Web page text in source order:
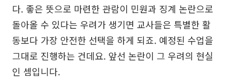
다. 좋은 뜻으로 마련한 관람이 민원과 징계 논란으로
돌아올 수 있다는 우려가 생기면 교사들은 특별한 활
동보다 가장 안전한 선택을 하게 되죠. 예정된 수업을
그대로 진행하는 건데요. 앞선 논란이 그 우려의 현실
인 셈입니다.